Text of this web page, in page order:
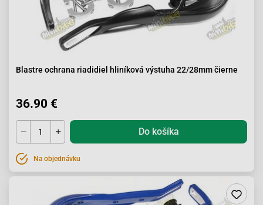
Blastre ochrana riadidiel hliníková výstuha 22/28mm čierne
36.90 €
Do košíka
Na objednávku